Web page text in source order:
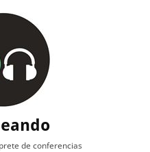
de conferencias